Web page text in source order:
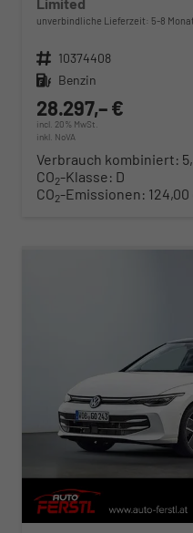
unverbindliche Lieferzeit: 5-8
Fahrzeugnr. 10374408
Kraftstoff Benzin
28.297,– €
incl. 20% MwSt.
inkl. NoVA
Verbrauch kombiniert:
CO2-Klasse: D
CO2-Emissionen: